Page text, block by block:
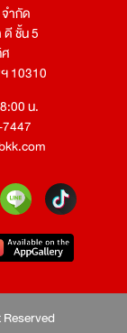
ำกัด
ดี ชั้น 5
ฯ 10310
น.